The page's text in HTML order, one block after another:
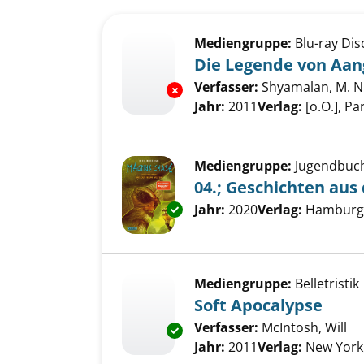
Exemplar-Details von Die
Mediengruppe: Blu-ray
Die Legende von
Verfasser: Shyamalan, M.
Jahr: 2011Verlag: [o.O.],
Exemplar-Details von 04.;
Mediengruppe:
04.; Geschichten
Suche nach diesem
Jahr: 2020Verlag:
Exemplar-Details von Soft
Mediengruppe: Belletristik
Soft Apocalypse
Verfasser: McIntosh, Will
Jahr: 2011Verlag: New